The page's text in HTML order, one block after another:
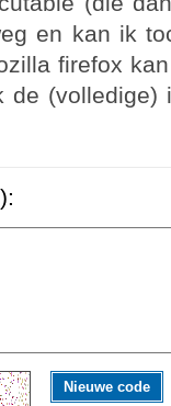
en kan ik
firefox
de (volledige)
Nieuwe code